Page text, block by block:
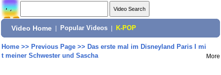
Video Home Popular Videos K-POP
Home>> Previous Page>> Das erste mal im Disneyland Paris I mi
t meiner Schwester und Sascha
More